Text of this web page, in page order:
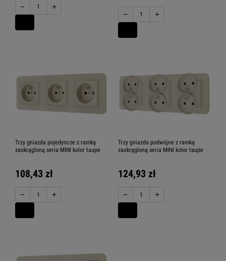
− +
− +
Trzy gniazda pojedyncze z ramką
zaokrągloną seria MINI kolor taupe
108,43 zł
− +
Trzy gniazda podwójne z ramką
zaokrągloną seria MINI kolor taupe
124,93 zł
− +